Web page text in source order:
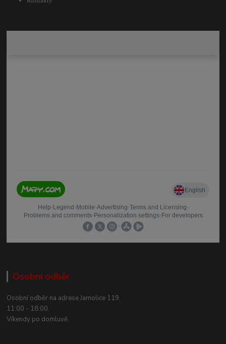
Osobní odběr
Osobní odběr na adrese Jamolice 119.
11:00 - 18:00.
Víkendy po domluvě.